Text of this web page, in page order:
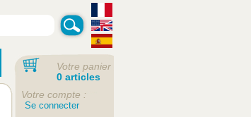
Votre panier
0 articles
Votre compte :
Se connecter